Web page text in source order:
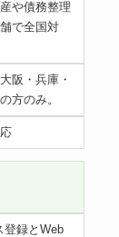
や債務整理
で全国対
阪・兵庫・
方のみ。
登録とWeb